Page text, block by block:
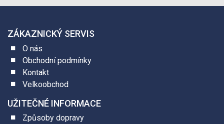
ZÁKAZNICKÝ SERVIS
O nás
Obchodní podmínky
Kontakt
Velkoobchod
UŽITEČNÉ INFORMACE
Způsoby dopravy